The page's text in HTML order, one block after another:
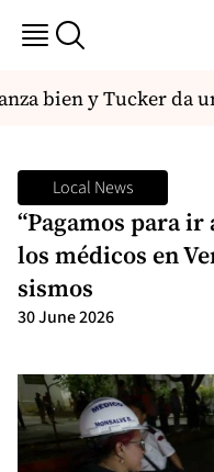
bien y Tucker da
Local News
“Pagamos para
los médicos en
sismos
30 June 2026